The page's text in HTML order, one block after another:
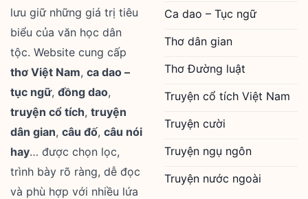
lưu giữ những giá trị tiêu
biểu của văn học dân
tộc. Website cung cấp
thơ Việt Nam, ca dao –
tục ngữ, đồng dao,
truyện cổ tích, truyện
dân gian, câu đố, câu nói
hay… được chọn lọc,
trình bày rõ ràng, dễ đọc
và phù hợp với nhiều lứa
Ca dao – Tục ngữ
Thơ dân gian
Thơ Đường luật
Truyện cổ tích Việt Nam
Truyện cười
Truyện ngụ ngôn
Truyện nước ngoài